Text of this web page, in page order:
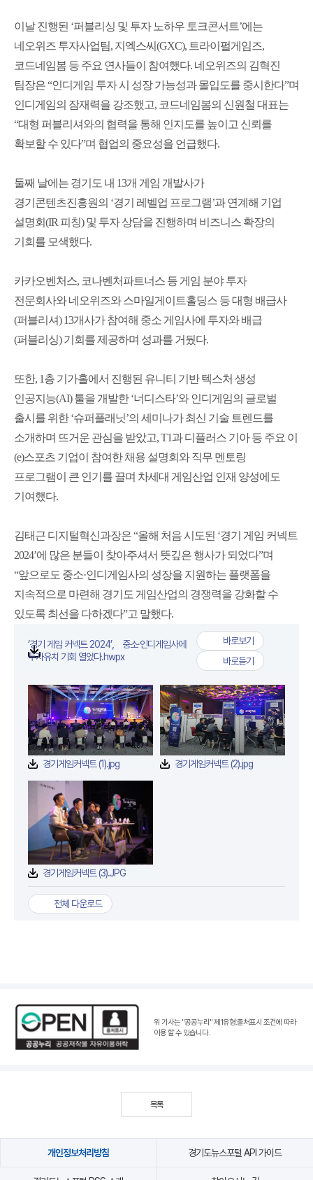
이날 진행된 ‘퍼블리싱 및 투자 노하우 토크콘서트’에는
네오위즈 투자사업팀, 지엑스씨(GXC), 트라이펄게임즈,
코드네임봄 등 주요 연사들이 참여했다. 네오위즈의 김혁진
팀장은 “인디게임 투자 시 성장 가능성과 몰입도를 중시한다”며
인디게임의 잠재력을 강조했고, 코드네임봄의 신원철 대표는
“대형 퍼블리셔와의 협력을 통해 인지도를 높이고 신뢰를
확보할 수 있다”며 협업의 중요성을 언급했다.
둘째 날에는 경기도 내 13개 게임 개발사가
경기콘텐츠진흥원의 ‘경기 레벨업 프로그램’과 연계해 기업
설명회(IR 피칭) 및 투자 상담을 진행하며 비즈니스 확장의
기회를 모색했다.
카카오벤처스, 코나벤처파트너스 등 게임 분야 투자
전문회사와 네오위즈와 스마일게이트홀딩스 등 대형 배급사
(퍼블리셔) 13개사가 참여해 중소 게임사에 투자와 배급
(퍼블리싱) 기회를 제공하며 성과를 거뒀다.
또한, 1층 기가홀에서 진행된 유니티 기반 텍스처 생성
인공지능(AI) 툴을 개발한 ‘너디스타’와 인디게임의 글로벌
출시를 위한 ‘슈퍼플래닛’의 세미나가 최신 기술 트렌드를
소개하며 뜨거운 관심을 받았고, T1과 디플러스 기아 등 주요 이
(e)스포츠 기업이 참여한 채용 설명회와 직무 멘토링
프로그램이 큰 인기를 끌며 차세대 게임산업 인재 양성에도
기여했다.
김태근 디지털혁신과장은 “올해 처음 시도된 ‘경기 게임 커넥트
2024’에 많은 분들이 찾아주셔서 뜻깊은 행사가 되었다”며
“앞으로도 중소·인디게임사의 성장을 지원하는 플랫폼을
지속적으로 마련해 경기도 게임산업의 경쟁력을 강화할 수
있도록 최선을 다하겠다”고 말했다.
첨부파일
‘경기 게임 커넥트 2024’， 중소·인디게임사에
투자유치 기회 열었다.hwpx
바로보기
‘경기 게임 커넥트
바로듣기
‘경기 게임 커넥트
경기게임커넥트 (1).jpg 경기게임커넥트 (2).jpg
경기게임커넥트 (3).JPG
전체 다운로드
위 기사는 "공공누리"제1유형:출처표시 조건에 따라
이용 할 수 있습니다.
목록
개인정보처리방침 경기도뉴스포털 API 가이드